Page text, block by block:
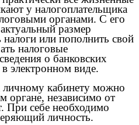
у налогоплательщика
органами. С его
размер
налоги или пополнить свой
налоговые
о банковских
электронном виде.
кабинету можно
органе, независимо от
При себе необходимо
личность.